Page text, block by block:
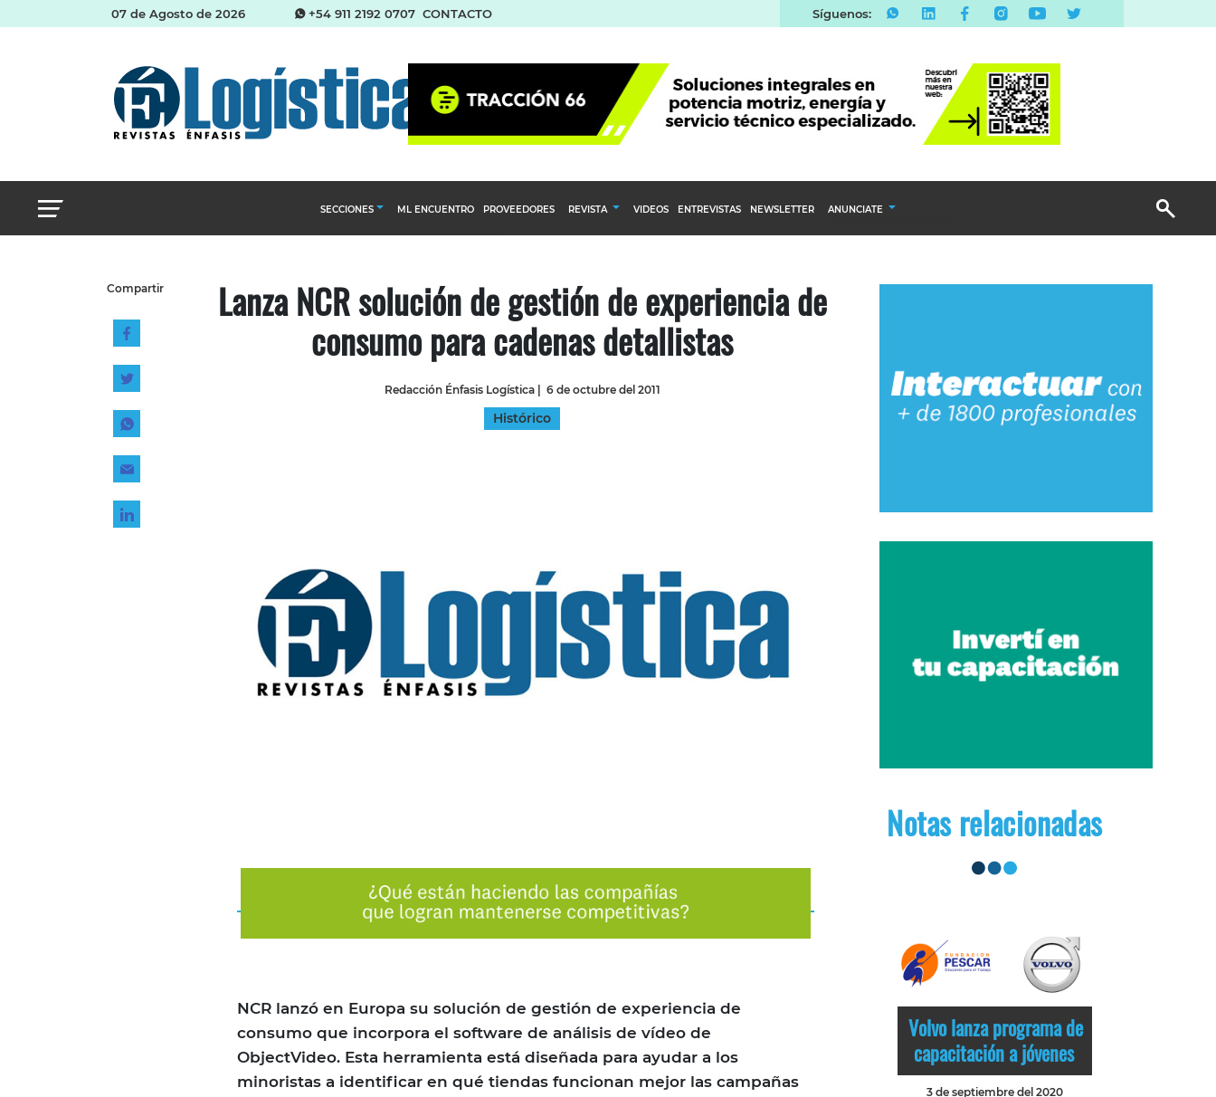
07 de Agosto de 2026 +54 911 2192 0707 CONTACTO Síguenos:
SECCIONES
Almacenes e inventarios
Logística y distribución
Management
ML ENCUENTRO PROVEEDORES REVISTA VIDEOS ENTREVISTAS NEWSLETTER ANUNCIATE
Email Marketing
Compartir Lanza NCR solución de gestión de experiencia de
consumo para cadenas detallistas
Redacción Énfasis Logística| 6 de octubre del 2011
Histórico
NCR lanzó en Europa su solución de gestión de experiencia de
consumo que incorpora el software de análisis de vídeo de
ObjectVideo. Esta herramienta está diseñada para ayudar a los
minoristas a identificar en qué tiendas funcionan mejor las campañas
Notas relacionadas
Volvo lanza programa de
capacitación a jóvenes
3 de septiembre del 2020